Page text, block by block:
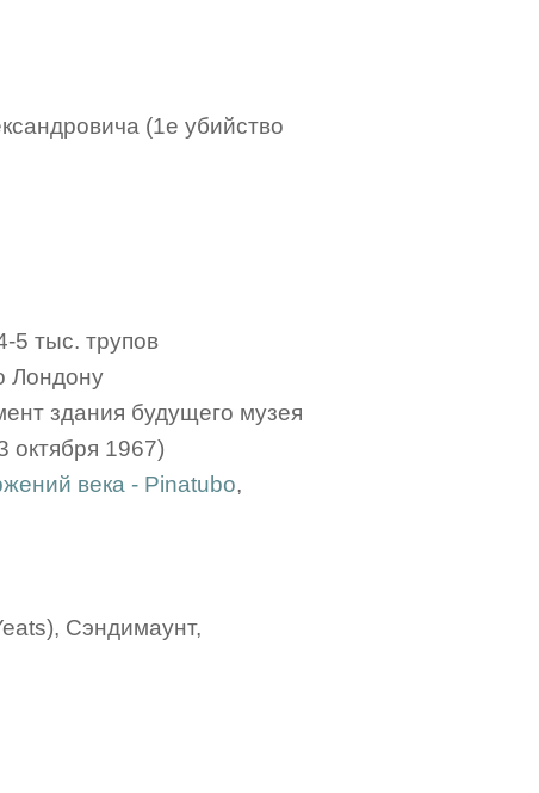
(1е убийство
5 тыс. трупов
Лондону
здания будущего музея
октября 1967)
века - Pinatubo,
Сэндимаунт,